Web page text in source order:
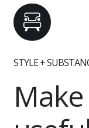
STYLE +